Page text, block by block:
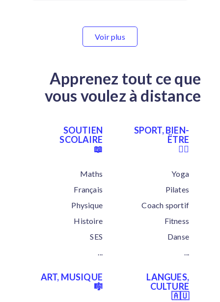
Voir plus
Apprenez tout ce que
vous voulez à distance
SOUTIEN
SCOLAIRE
📖
Maths
Français
Physique
Histoire
SES
...
SPORT, BIEN-
ËTRE
🏋‍♂
Yoga
Pilates
Coach sportif
Fitness
Danse
...
ART, MUSIQUE
🎼
LANGUES,
CULTURE
🇦🇺